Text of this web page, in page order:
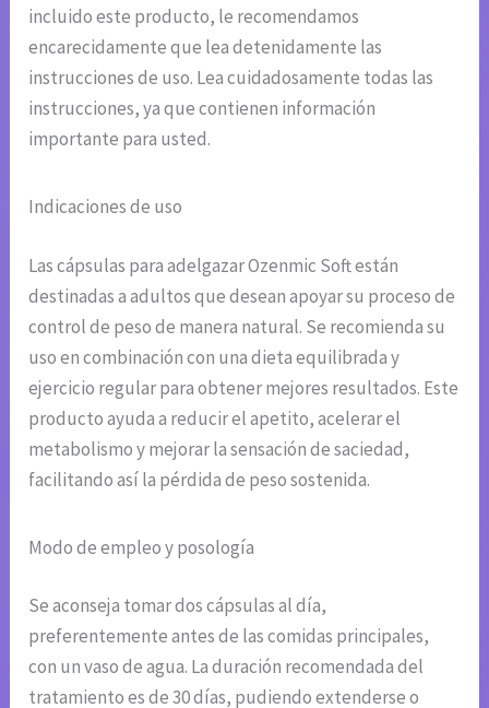
incluido este producto, le recomendamos
encarecidamente que lea detenidamente las
instrucciones de uso. Lea cuidadosamente todas las
instrucciones, ya que contienen información
importante para usted.
Indicaciones de uso
Las cápsulas para adelgazar Ozenmic Soft están
destinadas a adultos que desean apoyar su proceso de
control de peso de manera natural. Se recomienda su
uso en combinación con una dieta equilibrada y
ejercicio regular para obtener mejores resultados. Este
producto ayuda a reducir el apetito, acelerar el
metabolismo y mejorar la sensación de saciedad,
facilitando así la pérdida de peso sostenida.
Modo de empleo y posología
Se aconseja tomar dos cápsulas al día,
preferentemente antes de las comidas principales,
con un vaso de agua. La duración recomendada del
tratamiento es de 30 días, pudiendo extenderse o